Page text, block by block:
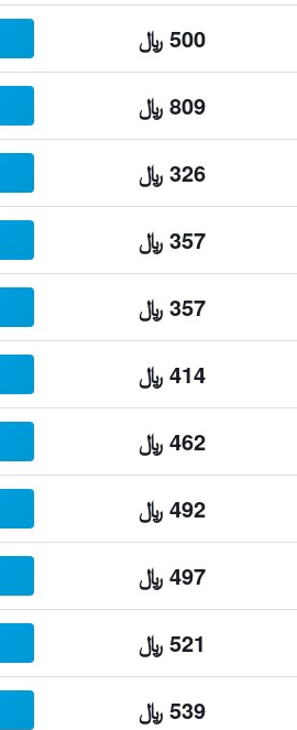
500 ﷼
809 ﷼
326 ﷼
357 ﷼
357 ﷼
414 ﷼
462 ﷼
492 ﷼
497 ﷼
521 ﷼
539 ﷼